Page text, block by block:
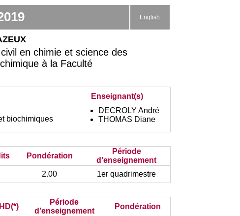
English
en chimie et science des
à la Faculté
Enseignant(s)
biochimiques
DECROLY André
THOMAS Diane
Pondération
Période
d’enseignement
2.00 1er quadrimestre
HD(*)
Période
d’enseignement
Pondération